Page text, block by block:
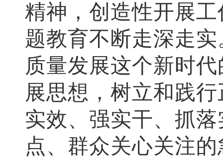
精神，创造性开展
题教育不断走深走
质量发展这个新时
展思想，树立和践
实效、强实干、抓
点、群众关心关注